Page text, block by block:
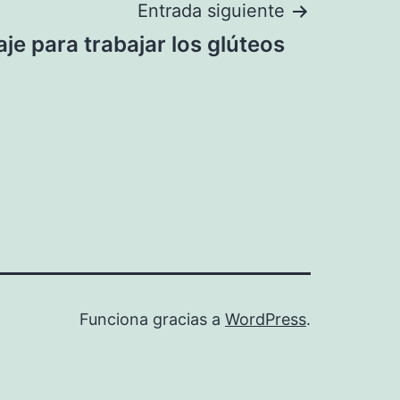
Entrada siguiente
para trabajar los glúteos
Funciona gracias a WordPress.